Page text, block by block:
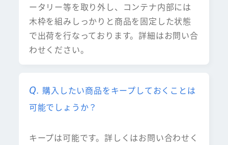
ータリー等を取り外し、コンテナ内部には
木枠を組みしっかりと商品を固定した状態
で出荷を行なっております。詳細はお問い合
わせください。
購入したい商品をキープしておくことは
可能でしょうか？
キープは可能です。詳しくはお問い合わせく